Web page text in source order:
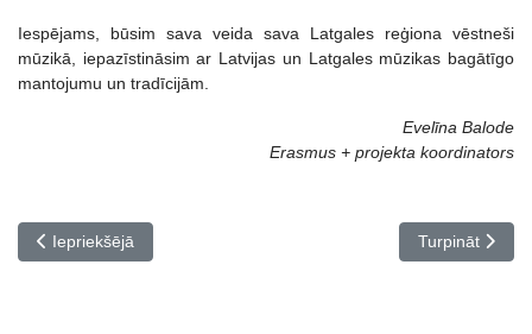
Iespējams, būsim sava veida sava Latgales reģiona vēstneši
mūzikā, iepazīstināsim ar Latvijas un Latgales mūzikas bagātīgo
mantojumu un tradīcijām.
Evelīna Balode
Erasmus + projekta koordinators
Iepriekšējais raksts: Flautistu koncerts
Iepriekšējā Nākamais
Turpināt